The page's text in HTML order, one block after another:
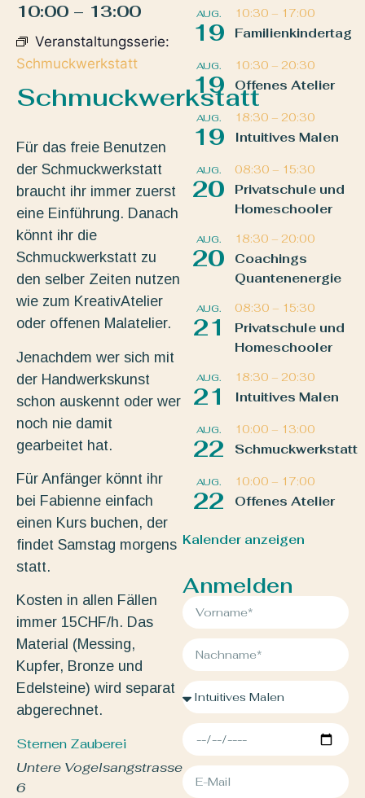
10:00 – 13:00
Veranstaltungsserie:
Schmuckwerkstatt
Schmuckwerkstatt
Für das freie Benutzen
der Schmuckwerkstatt
braucht ihr immer zuerst
eine Einführung. Danach
könnt ihr die
Schmuckwerkstatt zu
den selber Zeiten nutzen
wie zum KreativAtelier
oder offenen Malatelier.
Jenachdem wer sich mit
der Handwerkskunst
schon auskennt oder wer
noch nie damit
gearbeitet hat.
Für Anfänger könnt ihr
bei Fabienne einfach
einen Kurs buchen, der
findet Samstag morgens
statt.
Kosten in allen Fällen
immer 15CHF/h. Das
Material (Messing,
Kupfer, Bronze und
Edelsteine) wird separat
abgerechnet.
Sternen Zauberei
Untere Vogelsangstrasse
6
AUG.
19
10:30 – 17:00
Familienkindertag
AUG.
19
10:30 – 20:30
Offenes Atelier
AUG.
19
18:30 – 20:30
Intuitives Malen
AUG.
20
08:30 – 15:30
Privatschule und
Homeschooler
AUG.
20
18:30 – 20:00
Coachings
Quantenenergie
AUG.
21
08:30 – 15:30
Privatschule und
Homeschooler
AUG.
21
18:30 – 20:30
Intuitives Malen
AUG.
22
10:00 – 13:00
Schmuckwerkstatt
AUG.
22
10:00 – 17:00
Offenes Atelier
Kalender anzeigen
Anmelden